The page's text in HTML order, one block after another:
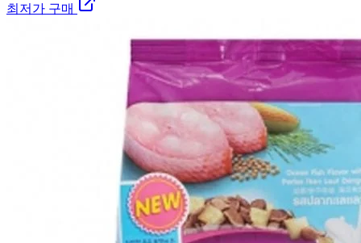
최저가 구매